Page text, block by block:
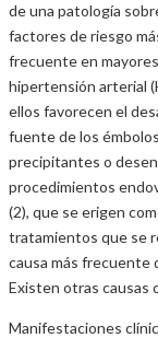
de una patología
factores de riesgo
frecuente en
hipertensión arterial
ellos favorecen el
fuente de los
precipitantes o
procedimientos
(2), que se erigen
tratamientos que se
causa más frecuente
Existen otras causas
Manifestaciones